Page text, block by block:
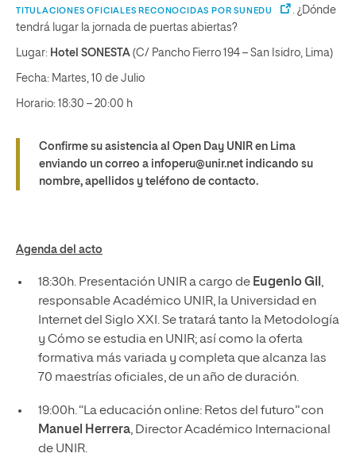
TITULACIONES OFICIALES RECONOCIDAS POR SUNEDU
. ¿Dónde
tendrá lugar la jornada de puertas abiertas?
Lugar: Hotel SONESTA (C/ Pancho Fierro 194 – San Isidro, Lima)
Fecha: Martes, 10 de Julio
Horario: 18:30 – 20:00 h
Confirme su asistencia al Open Day UNIR en Lima
enviando un correo a infoperu@unir.net indicando su
nombre, apellidos y teléfono de contacto.
Agenda del acto
18:30h. Presentación UNIR a cargo deEugenio Gil,
responsable Académico UNIR, la Universidad en
Internet del Siglo XXI. Se tratará tanto la Metodología
y Cómo se estudia en UNIR; así como la oferta
formativa más variada y completa que alcanza las
70 maestrías oficiales, de un año de duración.
19:00h. “La educación online: Retos del futuro” con
Manuel Herrera, Director Académico Internacional
de UNIR.